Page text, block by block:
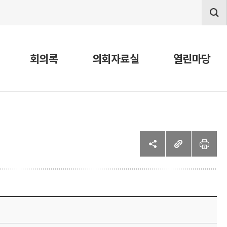
회의록 의회자료실 열린마당